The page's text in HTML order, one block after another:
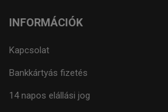
INFORMÁCIÓK
Kapcsolat
Bankkártyás fizetés
14 napos elállási jog